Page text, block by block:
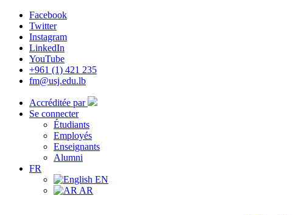
Facebook
Twitter
Instagram
LinkedIn
YouTube
+961 (1) 421 235
fm@usj.edu.lb
Accréditée par
Se connecter
Étudiants
Employés
Enseignants
Alumni
FR
EN
AR